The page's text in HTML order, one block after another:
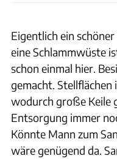
Eigentlich ein
eine Schlammwüste
schon einmal hier.
gemacht. Stellflächen
wodurch große Keile
Entsorgung immer
Könnte Mann zum
wäre genügend da.